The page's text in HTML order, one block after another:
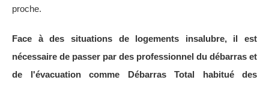
proche.
Face à des situations de logements insalubre, il est
nécessaire de passer par des professionnel du débarras et
de l'évacuation comme Débarras Total habitué des